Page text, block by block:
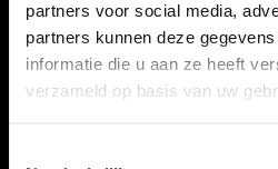
partners voor social media,
partners kunnen deze
informatie die u aan ze heeft
verzameld op basis van uw